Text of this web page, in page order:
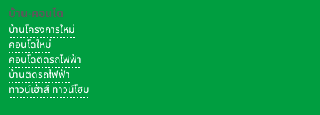
บ้าน-คอนโด
บ้านโครงการใหม่
คอนโดใหม่
คอนโดติดรถไฟฟ้า
บ้านติดรถไฟฟ้า
ทาวน์เฮ้าส์ ทาวน์โฮม